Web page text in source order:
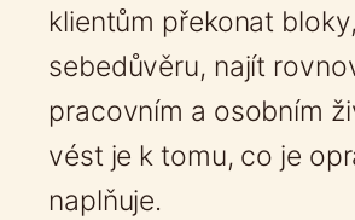
klientům překonat
sebedůvěru, najít
pracovním a osobním
vést je k tomu, co je
naplňuje.